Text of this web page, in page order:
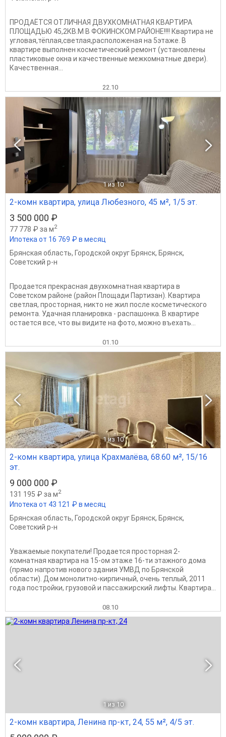
ПРОДАЁТСЯ ОТЛИЧНАЯ ДВУХКОМНАТНАЯ КВАРТИРА
ПЛОЩАДЬЮ 45,2КВ.М В ФОКИНСКОМ РАЙОНЕ!!!! Квартира не
угловая,тёплая,светлая,расположеная на 5этаже. В
квартире выполнен косметический ремонт (установлены
пластиковые окна и качественные межкомнатные двери).
Качественная...
22.10
1 из 10
2-комн квартира, улица Любезного, 45 м², 1/5 эт.
3 500 000 ₽
77 778 ₽ за м2
Ипотека от 16 769 ₽ в месяц
Брянская область, Городской округ Брянск, Брянск,
Советский р-н
Продается прекрасная двухкомнатная квартира в
Советском районе (район Площади Партизан). Квартира
светлая, просторная, никто не жил после косметического
ремонта. Удачная планировка - распашонка. В квартире
остается все, что вы видите на фото, можно въехать...
01.10
1 из 10
2-комн квартира, улица Крахмалёва, 68.60 м², 15/16
эт.
9 000 000 ₽
131 195 ₽ за м2
Ипотека от 43 121 ₽ в месяц
Брянская область, Городской округ Брянск, Брянск,
Советский р-н
Уважаемые покупатели! Продается просторная 2-
комнатная квартира на 15-ом этаже 16-ти этажного дома
(прямо напротив нового здания УМВД по Брянской
области). Дом монолитно-кирпичный, очень теплый, 2011
года постройки, грузовой и пассажирский лифты. Квартира...
08.10
1 из 10
2-комн квартира, Ленина пр-кт, 24, 55 м², 4/5 эт.